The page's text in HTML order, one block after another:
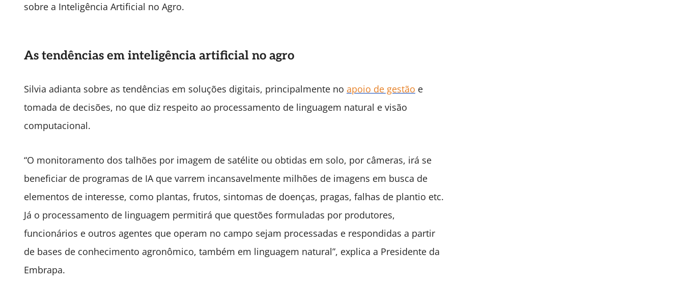
sobre a Inteligência Artificial no Agro.
As tendências em inteligência artificial no agro
Silvia adianta sobre as tendências em soluções digitais, principalmente no apoio de gestão e
tomada de decisões, no que diz respeito ao processamento de linguagem natural e visão
computacional.
“O monitoramento dos talhões por imagem de satélite ou obtidas em solo, por câmeras, irá se
beneficiar de programas de IA que varrem incansavelmente milhões de imagens em busca de
elementos de interesse, como plantas, frutos, sintomas de doenças, pragas, falhas de plantio etc.
Já o processamento de linguagem permitirá que questões formuladas por produtores,
funcionários e outros agentes que operam no campo sejam processadas e respondidas a partir
de bases de conhecimento agronômico, também em linguagem natural”, explica a Presidente da
Embrapa.